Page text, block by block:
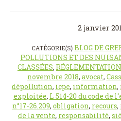
2 janvier
CATÉGORIE(S) BLOG DE
POLLUTIONS ET DES
CLASSÉES
novembre 2018, avocat,
dépollution, icpe, information,
exploitée, L 514-20 du code
n°17-26.209, obligation, recours,
de la vente, responsabilité,